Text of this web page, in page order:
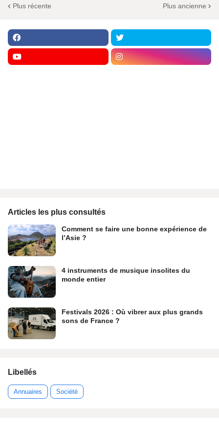
Plus récente Plus ancienne
Articles les plus consultés
Comment se faire une bonne expérience de
l’Asie ?
4 instruments de musique insolites du
monde entier
Festivals 2026 : Où vibrer aux plus grands
sons de France ?
Libellés
Annuaires Société